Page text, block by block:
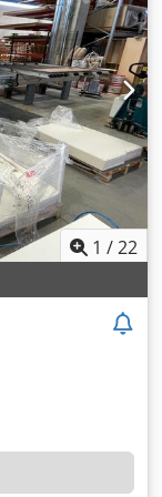
29 + 29
na
+ 10 fusos
na direção "X e
automática
1 /22